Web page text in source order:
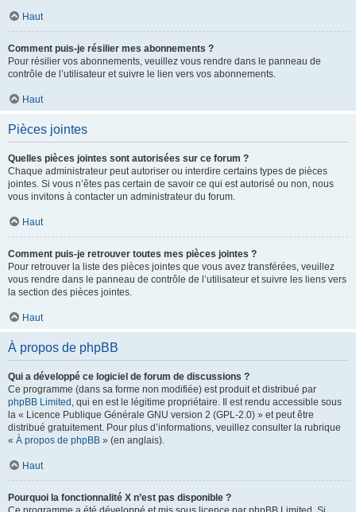
Haut
Comment puis-je résilier mes abonnements ?
Pour résilier vos abonnements, veuillez vous rendre dans le panneau de
contrôle de l’utilisateur et suivre le lien vers vos abonnements.
Haut
Pièces jointes
Quelles pièces jointes sont autorisées sur ce forum ?
Chaque administrateur peut autoriser ou interdire certains types de pièces
jointes. Si vous n’êtes pas certain de savoir ce qui est autorisé ou non, nous
vous invitons à contacter un administrateur du forum.
Haut
Comment puis-je retrouver toutes mes pièces jointes ?
Pour retrouver la liste des pièces jointes que vous avez transférées, veuillez
vous rendre dans le panneau de contrôle de l’utilisateur et suivre les liens vers
la section des pièces jointes.
Haut
À propos de phpBB
Qui a développé ce logiciel de forum de discussions ?
Ce programme (dans sa forme non modifiée) est produit et distribué par
phpBB Limited , qui en est le légitime propriétaire. Il est rendu accessible sous
la « Licence Publique Générale GNU version 2 (GPL-2.0) » et peut être
distribué gratuitement. Pour plus d’informations, veuillez consulter la rubrique
« À propos de phpBB » (en anglais).
Haut
Pourquoi la fonctionnalité X n’est pas disponible ?